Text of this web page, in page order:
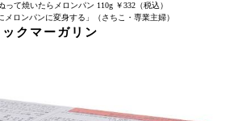
て焼いたらメロンパン 110g ￥332（税込）
メロンパンに変身する」（さちこ・専業主婦）
クマーガリン